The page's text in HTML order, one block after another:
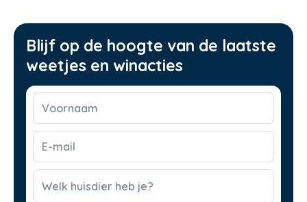
Blijf op de hoogte van de laatste
weetjes en winacties
Voornaam
(Vereist)
E-
mail
(Vereist)
CAPTCHA
Welk huisdier heb je?